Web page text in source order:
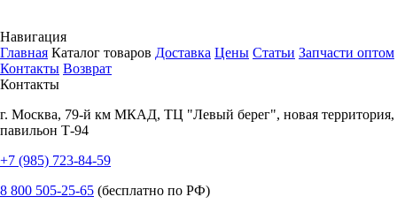
Навигация
Главная Каталог товаров Доставка Цены Статьи Запчасти оптом
Контакты Возврат
Контакты
г. Москва, 79-й км МКАД, ТЦ "Левый берег", новая территория,
павильон Т-94
+7 (985) 723-84-59
8 800 505-25-65 (бесплатно по РФ)